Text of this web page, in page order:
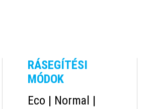
RÁSEGÍTÉSI
MÓDOK
Eco | Normal |